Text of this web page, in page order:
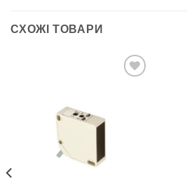
СХОЖІ ТОВАРИ